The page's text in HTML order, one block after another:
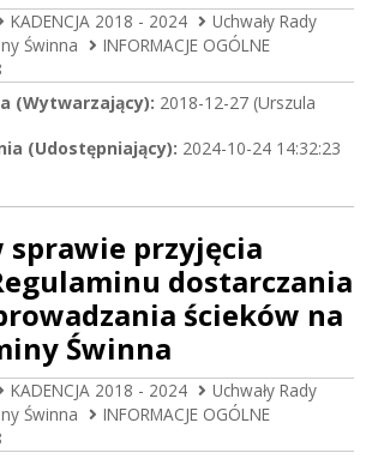
KADENCJA 2018 - 2024
Uchwały Rady
Świnna
INFORMACJE OGÓLNE
(Wytwarzający): 2018-12-27 (Urszula
(Udostępniający): 2024-10-24 14:32:23
sprawie przyjęcia
dostarczania
ścieków na
Świnna
KADENCJA 2018 - 2024
Uchwały Rady
Świnna
INFORMACJE OGÓLNE